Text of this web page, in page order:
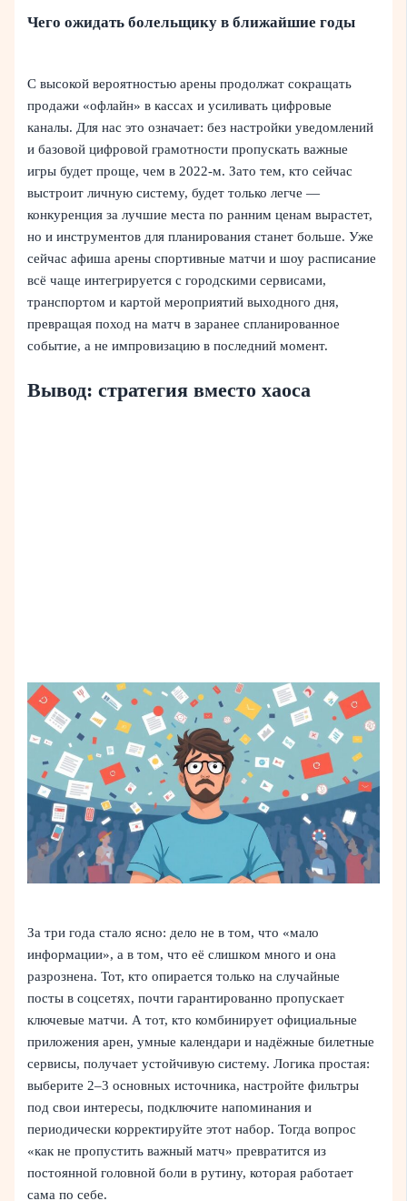
Чего ожидать болельщику в ближайшие годы
С высокой вероятностью арены продолжат сокращать
продажи «офлайн» в кассах и усиливать цифровые
каналы. Для нас это означает: без настройки уведомлений
и базовой цифровой грамотности пропускать важные
игры будет проще, чем в 2022‑м. Зато тем, кто сейчас
выстроит личную систему, будет только легче —
конкуренция за лучшие места по ранним ценам вырастет,
но и инструментов для планирования станет больше. Уже
сейчас афиша арены спортивные матчи и шоу расписание
всё чаще интегрируется с городскими сервисами,
транспортом и картой мероприятий выходного дня,
превращая поход на матч в заранее спланированное
событие, а не импровизацию в последний момент.
Вывод: стратегия вместо хаоса
За три года стало ясно: дело не в том, что «мало
информации», а в том, что её слишком много и она
разрознена. Тот, кто опирается только на случайные
посты в соцсетях, почти гарантированно пропускает
ключевые матчи. А тот, кто комбинирует официальные
приложения арен, умные календари и надёжные билетные
сервисы, получает устойчивую систему. Логика простая:
выберите 2–3 основных источника, настройте фильтры
под свои интересы, подключите напоминания и
периодически корректируйте этот набор. Тогда вопрос
«как не пропустить важный матч» превратится из
постоянной головной боли в рутину, которая работает
сама по себе.